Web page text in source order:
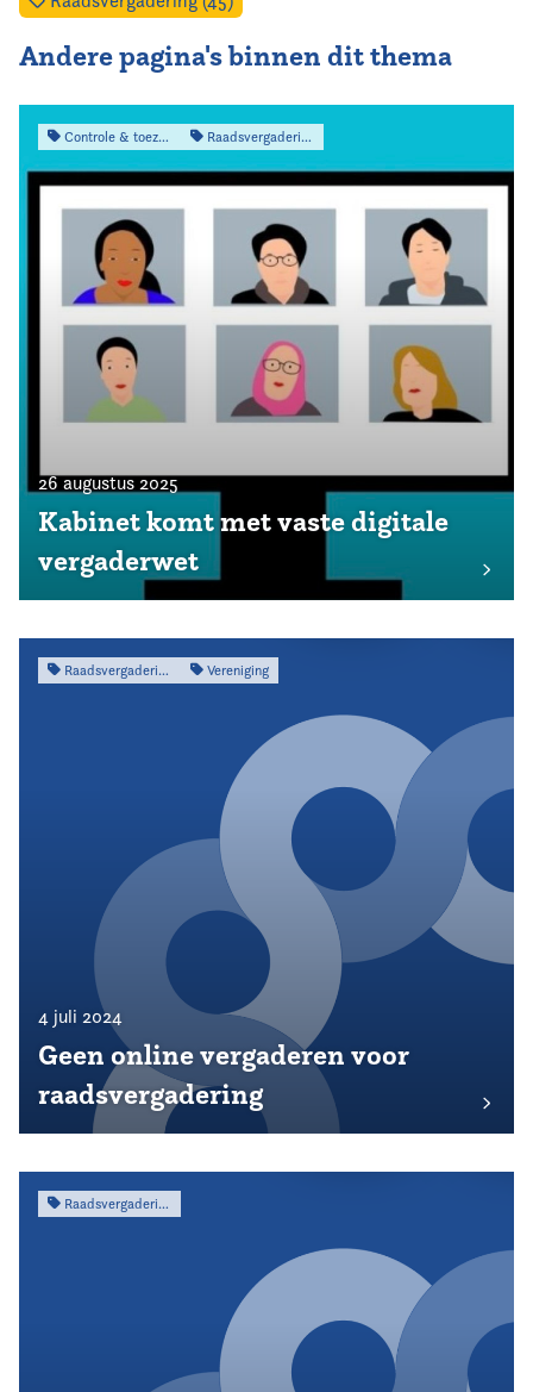
Andere pagina's binnen dit thema
Controle & toezicht Raadsvergadering
26 augustus 2025
Kabinet komt met vaste digitale
vergaderwet
Raadsvergadering Vereniging
4 juli 2024
Geen online vergaderen voor
raadsvergadering
Raadsvergadering